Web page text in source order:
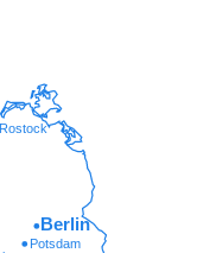
Potsdam
Rostock
Berlin